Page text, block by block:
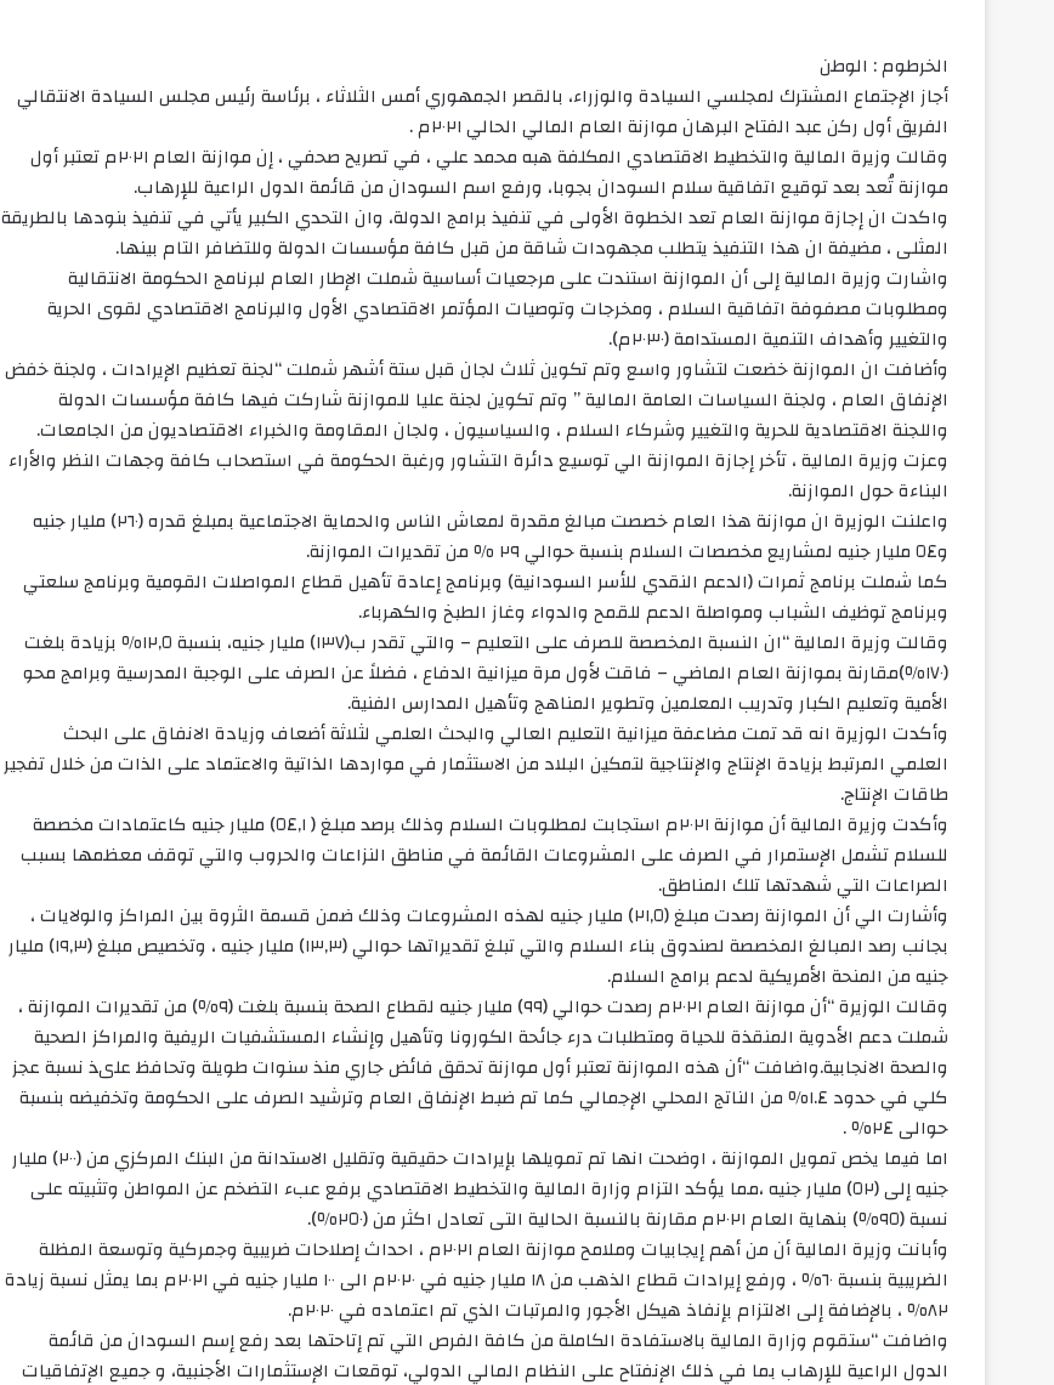
الخرطوم : الوطن
أجاز الإجتماع المشترك لمجلسي السيادة والوزراء، بالقصر الجمهوري أمس الثلاثاء ، برئاسة رئيس مجلس السيادة الانتقالي
الفريق أول ركن عبد الفتاح البرهان موازنة العام المالي الحالي ٢٠٢١م .
وقالت وزيرة المالية والتخطيط الاقتصادي المكلفة هبه محمد علي ، في تصريح صحفي ، إن موازنة العام ٢٠٢١م تعتبر أول
موازنة تُعد بعد توقيع اتفاقية سلام السودان بجوبا، ورفع اسم السودان من قائمة الدول الراعية للإرهاب.
واكدت ان إجازة موازنة العام تعد الخطوة الأولى في تنفيذ برامج الدولة، وان التحدي الكبير يأتي في تنفيذ بنودها بالطريقة
المثلى ، مضيفة ان هذا التنفيذ يتطلب مجهودات شاقة من قبل كافة مؤسسات الدولة وللتضافر التام بينها.
واشارت وزيرة المالية إلى أن الموازنة استندت على مرجعيات أساسية شملت الإطار العام لبرنامج الحكومة الانتقالية
ومطلوبات مصفوفة اتفاقية السلام ، ومخرجات وتوصيات المؤتمر الاقتصادي الأول والبرنامج الاقتصادي لقوى الحرية
والتغيير وأهداف التنمية المستدامة (٢٠٣٠م).
وأضافت ان الموازنة خضعت لتشاور واسع وتم تكوين ثلاث لجان قبل ستة أشهر شملت “لجنة تعظيم الإيرادات ، ولجنة خفض
الإنفاق العام ، ولجنة السياسات العامة المالية ” وتم تكوين لجنة عليا للموازنة شاركت فيها كافة مؤسسات الدولة
واللجنة الاقتصادية للحرية والتغيير وشركاء السلام ، والسياسيون ، ولجان المقاومة والخبراء الاقتصاديون من الجامعات.
وعزت وزيرة المالية ، تأخر إجازة الموازنة الي توسيع دائرة التشاور ورغبة الحكومة في استصحاب كافة وجهات النظر والأراء
البناءة حول الموازنة.
واعلنت الوزيرة ان موازنة هذا العام خصصت مبالغ مقدرة لمعاش الناس والحماية الاجتماعية بمبلغ قدره (٢٦٠) مليار جنيه
و٥٤ مليار جنيه لمشاريع مخصصات السلام بنسبة حوالي ٢٩ ٪ من تقديرات الموازنة.
كما شملت برنامج ثمرات (الدعم النقدي للأسر السودانية) وبرنامج إعادة تأهيل قطاع المواصلات القومية وبرنامج سلعتي
وبرنامج توظيف الشباب ومواصلة الدعم للقمح والدواء وغاز الطبخ والكهرباء.
وقالت وزيرة المالية “ان النسبة المخصصة للصرف على التعليم – والتي تقدر ب(١٣٧) مليار جنيه، بنسبة ١٢,٥٪ بزيادة بلغت
(١٧٠٪)مقارنة بموازنة العام الماضي – فاقت لأول مرة ميزانية الدفاع ، فضلاً عن الصرف على الوجبة المدرسية وبرامج محو
الأمية وتعليم الكبار وتدريب المعلمين وتطوير المناهج وتأهيل المدارس الفنية.
وأكدت الوزيرة انه قد تمت مضاعفة ميزانية التعليم العالي والبحث العلمي لثلاثة أضعاف وزيادة الانفاق على البحث
العلمي المرتبط بزيادة الإنتاج والإنتاجية لتمكين البلاد من الاستثمار في مواردها الذاتية والاعتماد على الذات من خلال تفجير
طاقات الإنتاج.
وأكدت وزيرة المالية أن موازنة ٢٠٢١م استجابت لمطلوبات السلام وذلك برصد مبلغ ( ٥٤,١) مليار جنيه كاعتمادات مخصصة
للسلام تشمل الإستمرار في الصرف على المشروعات القائمة في مناطق النزاعات والحروب والتي توقف معظمها بسبب
الصراعات التي شهدتها تلك المناطق.
وأشارت الي أن الموازنة رصدت مبلغ (٢١,٥) مليار جنيه لهذه المشروعات وذلك ضمن قسمة الثروة بين المراكز والولايات ،
بجانب رصد المبالغ المخصصة لصندوق بناء السلام والتي تبلغ تقديراتها حوالي (١٣,٣) مليار جنيه ، وتخصيص مبلغ (١٩,٣) مليار
جنيه من المنحة الأمريكية لدعم برامج السلام.
وقالت الوزيرة “أن موازنة العام ٢٠٢١م رصدت حوالي (٩٩) مليار جنيه لقطاع الصحة بنسبة بلغت (٩٪) من تقديرات الموازنة ،
شملت دعم الأدوية المنقذة للحياة ومتطلبات درء جائحة الكورونا وتأهيل وإنشاء المستشفيات الريفية والمراكز الصحية
والصحة الانجابية.واضافت “أن هذه الموازنة تعتبر أول موازنة تحقق فائض جاري منذ سنوات طويلة وتحافظ علىذ نسبة عجز
كلي في حدود ١.٤٪ من الناتج المحلي الإجمالي كما تم ضبط الإنفاق العام وترشيد الصرف على الحكومة وتخفيضه بنسبة
حوالى ٢٤٪ .
اما فيما يخص تمويل الموازنة ، اوضحت انها تم تمويلها بإيرادات حقيقية وتقليل الاستدانة من البنك المركزي من (٢٠٠) مليار
جنيه إلى (٥٢) مليار جنيه ،مما يؤكد التزام وزارة المالية والتخطيط الاقتصادي برفع عبء التضخم عن المواطن وتثبيته على
نسبة (٩٥٪) بنهاية العام ٢٠٢١م مقارنة بالنسبة الحالية التى تعادل اكثر من (٢٥٠٪).
وأبانت وزيرة المالية أن من أهم إيجابيات وملامح موازنة العام ٢٠٢١م ، احداث إصلاحات ضريبية وجمركية وتوسعة المظلة
الضريبية بنسبة ٦٠٪ ، ورفع إيرادات قطاع الذهب من ١٨ مليار جنيه في ٢٠٢٠م الى ١٠٠ مليار جنيه في ٢٠٢١م بما يمثل نسبة زيادة
٨٢٪ ، بالإضافة إلى الالتزام بإنفاذ هيكل الأجور والمرتبات الذي تم اعتماده في ٢٠٢٠م.
واضافت “ستقوم وزارة المالية بالاستفادة الكاملة من كافة الفرص التي تم إتاحتها بعد رفع إسم السودان من قائمة
الدول الراعية للإرهاب بما في ذلك الإنفتاح على النظام المالي الدولي، توقعات الإستثمارات الأجنبية، و جميع الإتفاقيات